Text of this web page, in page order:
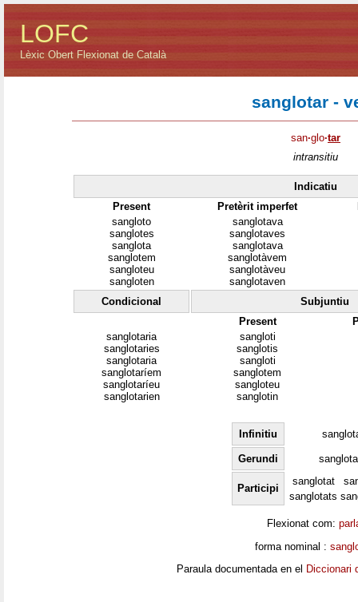
LOFC
Lèxic Obert Flexionat de Català
sanglotar -
san·glo·tar
intransitiu
Indicatiu
Present
Pretèrit imperfet
sangloto
sanglotes
sanglota
sanglotem
sangloteu
sangloten
sanglotava
sanglotaves
sanglotava
sanglotàvem
sanglotàveu
sanglotaven
Condicional
Subjuntiu
Present
sanglotaria
sanglotaries
sanglotaria
sanglotaríem
sanglotaríeu
sanglotarien
sangloti
sanglotis
sangloti
sanglotem
sangloteu
sanglotin
Infinitiu
Gerundi
Participi
sanglotat
sanglotats
Flexionat com:
forma nominal :
Paraula documentada en el Diccionari